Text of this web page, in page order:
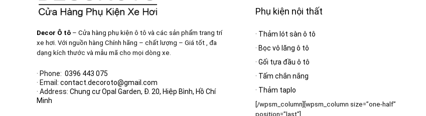
Decor Ô tô– Cửa hàng phụ kiện ô tô và các sản phẩm trang trí
xe hơi. Với nguồn hàng Chính hãng – chất lượng – Giá tốt , đa
dạng kích thước và mẫu mã cho mọi dòng xe.
· Phone: 0396 443 075
· Email: contact.decoroto@gmail.com
· Address: Chung cư Opal Garden, Đ. 20, Hiệp Bình, Hồ Chí
Minh
Phụ kiện nội thất
· Thảm lót sàn ô tô
· Bọc vô lăng ô tô
·Gối tựa đầu ô tô
· Tấm chắn nắng
· Thảm taplo
[/wpsm_column][wpsm_column size=”one-half”
position=”last”]